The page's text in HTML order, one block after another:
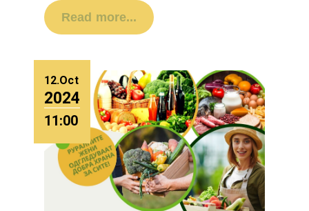
Read more...
12.Oct
2024
11:00